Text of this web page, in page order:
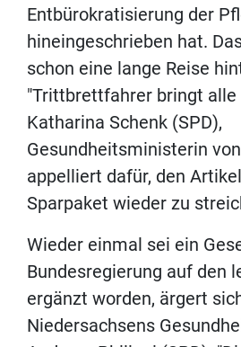
Entbürokratisierung der
hineingeschrieben hat.
schon eine lange Reise
"Trittbrettfahrer bringt alle
Katharina Schenk (SPD),
Gesundheitsministerin
appelliert dafür, den
Sparpaket wieder zu
Wieder einmal sei ein
Bundesregierung auf den
ergänzt worden, ärgert
Niedersachsens